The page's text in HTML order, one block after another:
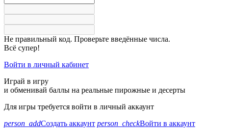
Не правильный код. Проверьте введённые числа.
Всё супер!
Войти в личный кабинет
Играй в игру
и обменивай баллы на реальные пирожные и десерты
Для игры требуется войти в личный аккаунт
person_addСоздать аккаунт person_checkВойти в аккаунт